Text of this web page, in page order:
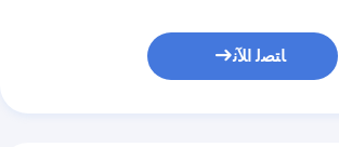
ﺎﺘﺼﻟ ﺍﻶﻧ